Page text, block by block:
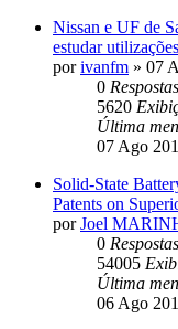
Nissan e UF de
estudar
porivanfm » 07
0 Respostas
5620
Última
07 Ago
Solid-State
Patents on
porJoel
0 Respostas
54005
Última
06 Ago